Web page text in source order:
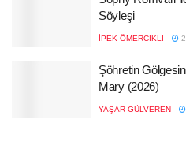
Söyleşi
İPEK ÖMERCIKLI
Şöhretin
Mary (2026)
YAŞAR GÜLVEREN